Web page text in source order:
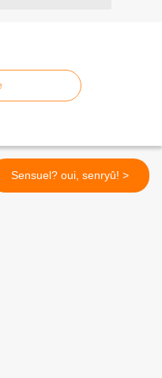
Sensuel? oui, senryû! >